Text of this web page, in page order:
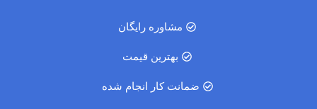
مشاوره رایگان
بهترین قیمت
ضمانت کار انجام شده